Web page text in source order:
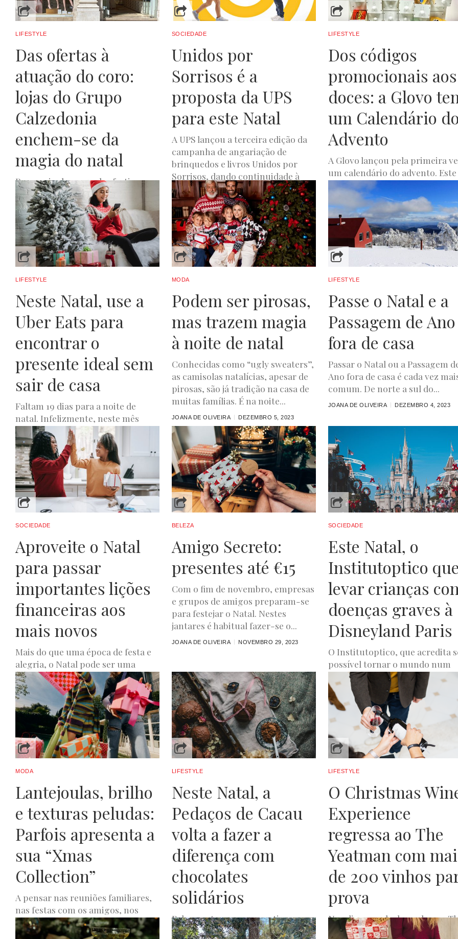
JOANA DE OLIVEIRA DEZEMBRO 7, 2023
LIFESTYLE
Das ofertas à
atuação do coro:
lojas do Grupo
Calzedonia
enchem-se da
magia do natal
Para assinalar a quadra festiva, o
Grupo Calzedonia apresenta o seu
Christmas Market. Hoje, dia 7 de
dezembro, entre as 16h00...
JOANA DE OLIVEIRA DEZEMBRO 7, 2023
SOCIEDADE
Unidos por
Sorrisos é a
proposta da UPS
para este Natal
A UPS lançou a terceira edição da
campanha de angariação de
brinquedos e livros Unidos por
Sorrisos, dando continuidade à
sua...
LUXWOMAN DEZEMBRO 6, 2023
LIFESTYLE
Dos códigos
promocionais aos
doces: a Glovo
um Calendário
Advento
A Glovo lançou pela primeira
um calendário do advento. Este
um produto limitado e
para este Natal, feito...
LUXWOMAN DEZEMBRO 6, 2023
LIFESTYLE
Neste Natal, use a
Uber Eats para
encontrar o
presente ideal sem
sair de casa
Faltam 19 dias para a noite de
natal. Infelizmente, neste mês
atarefado, nem todos temos tempo
ou disponibilidade para perder
um...
LUXWOMAN DEZEMBRO 5, 2023
MODA
Podem ser pirosas,
mas trazem magia
à noite de natal
Conhecidas como “ugly sweaters”,
as camisolas natalícias, apesar de
pirosas, são já tradição na casa de
muitas famílias. É na noite...
JOANA DE OLIVEIRA DEZEMBRO 5, 2023
LIFESTYLE
Passe o Natal e a
Passagem de Ano
fora de casa
Passar o Natal ou a Passagem
Ano fora de casa é cada vez
comum. De norte a sul do...
JOANA DE OLIVEIRA DEZEMBRO 4, 2023
SOCIEDADE
Aproveite o Natal
para passar
importantes lições
financeiras aos
mais novos
Mais do que uma época de festa e
alegria, o Natal pode ser uma
excelente oportunidade para
promover importantes lições
financeiras...
JOANA DE OLIVEIRA NOVEMBRO 30, 2023
BELEZA
Amigo Secreto:
presentes até €15
Com o fim de novembro, empresas
e grupos de amigos preparam-se
para festejar o Natal. Nestes
jantares é habitual fazer-se o...
JOANA DE OLIVEIRA NOVEMBRO 29, 2023
SOCIEDADE
Este Natal, o
Institutoptico
levar crianças
doenças graves à
Disneyland Paris
O Institutoptico, que acredita
possível tornar o mundo num
espaço mais digno e justo para
viver, comprometeu-se em
marcar...
LUXWOMAN NOVEMBRO 29, 2023
MODA
Lantejoulas, brilho
e texturas peludas:
Parfois apresenta a
sua “Xmas
Collection”
A pensar nas reuniões familiares,
nas festas com os amigos, nos
almoços ou jantares de negócios,
para passar o Natal em...
LIFESTYLE
Neste Natal, a
Pedaços de Cacau
volta a fazer a
diferença com
chocolates
solidários
Pelo quarto ano consecutivo, a
Pedaços de Cacau junta-se ao IPO
LIFESTYLE
O Christmas
Experience
regressa ao The
Yeatman com
de 200 vinhos
prova
Nos dias 1 e 2 de dezembro, o
Yeatman Hotel recebe o